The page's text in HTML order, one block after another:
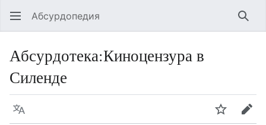
Абсурдопедия
Абсурдотека:Киноцензура в
Силенде
Язык